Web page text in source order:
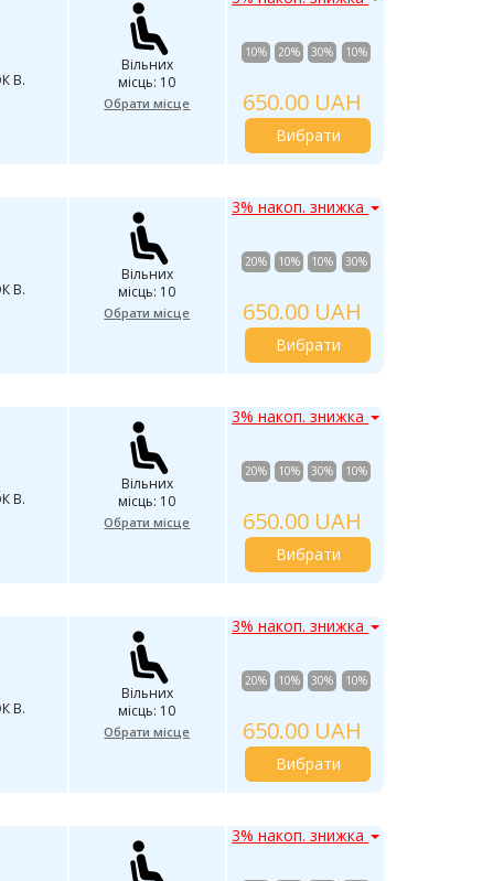
В.
Вільних
місць: 10
Обрати місце
10% 20% 30% 10%
650.00 UAH
Вибрати
В.
Вільних
місць: 10
Обрати місце
3% накоп. знижка
20% 10% 10% 30%
650.00 UAH
Вибрати
В.
Вільних
місць: 10
Обрати місце
3% накоп. знижка
20% 10% 30% 10%
650.00 UAH
Вибрати
В.
Вільних
місць: 10
Обрати місце
3% накоп. знижка
20% 10% 30% 10%
650.00 UAH
Вибрати
3% накоп. знижка